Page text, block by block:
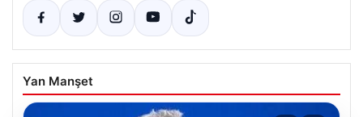
Yan Manşet